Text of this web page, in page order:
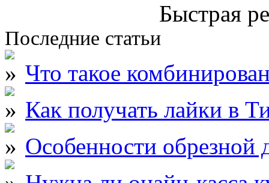
Быстрая
Последние статьи
Что такое
Как получать лайки в
Особенности обрезной